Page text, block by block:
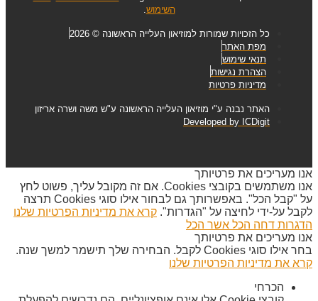
השימוש
כל הזכויות שמורות למוזיאון העלייה הראשונה © 2026
מפת האתר
תנאי שימוש
הצהרת נגישות
מדיניות פרטיות
האתר נבנה ע"י מוזיאון העלייה הראשונה ע"ש משה ושרה אריזון
Developed by ICDigit
אנו מעריכים את פרטיותך
אנו משתמשים בקובצי Cookies. אם זה מקובל עליך, פשוט לחץ
על "קבל הכל". באפשרותך גם לבחור אילו סוגי Cookies תרצה
לקבל על-ידי לחיצה על "הגדרות". קרא את מדיניות הפרטיות שלנו
הדגרות דחה הכל אשר הכל
אנו מעריכים את פרטיותך
בחר אילו סוגי Cookies לקבל. הבחירה שלך תישמר למשך שנה.
קרא את מדיניות הפרטיות שלנו
הכרחי